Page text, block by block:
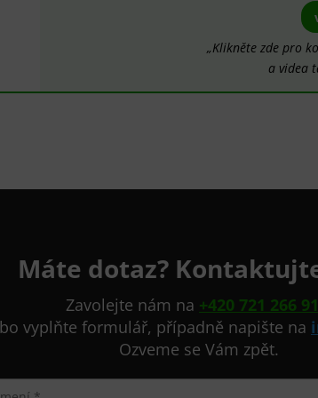
„Klikněte zde pro
a videa
Máte dotaz?
Zavolejte nám na +420 721 266
vyplňte formulář, případně napište na
Ozveme se Vám zpět.